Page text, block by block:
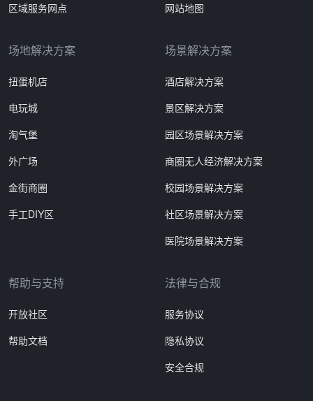
区域服务网点
网站地图
场地解决方案
扭蛋机店
电玩城
淘气堡
外广场
金街商圈
手工DIY区
场景解决方案
酒店解决方案
景区解决方案
园区场景解决方案
商圈无人经济解决方案
校园场景解决方案
社区场景解决方案
医院场景解决方案
帮助与支持
开放社区
帮助文档
法律与合规
服务协议
隐私协议
安全合规